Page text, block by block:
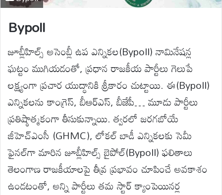
Bypoll
జూబ్లీహిల్స్ అసెంబ్లీ ఉప ఎన్నికల(Bypoll) నామినేషన్ల
ఘట్టం ముగియడంతో, ప్రధాన రాజకీయ పార్టీలు గెలుపే
లక్ష్యంగా ప్రచార యుద్ధానికి శ్రీకారం చుట్టాయి. ఈ(Bypoll)
ఎన్నికలను కాంగ్రెస్, బీఆర్ఎస్, బీజేపీ… మూడు పార్టీలు
ప్రతిష్ఠాత్మకంగా తీసుకున్నాయి. త్వరలో జరగబోయే
జీహెచ్ఎంసీ (GHMC), లోకల్ బాడీ ఎన్నికలకు సెమీ
ఫైనల్‌గా మారిన జూబ్లీహిల్స్ బైపోల్(Bypoll) ఫలితాలు
తెలంగాణ రాజకీయాలపై తీవ్ర ప్రభావం చూపించే అవకాశం
ఉండటంతో, అన్ని పార్టీలు తమ స్టార్ క్యాంపెయినర్ల